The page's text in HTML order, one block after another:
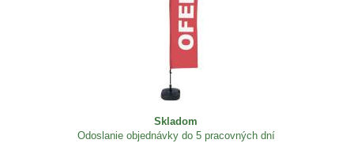
Skladom
Odoslanie objednávky do 5 pracovných dní